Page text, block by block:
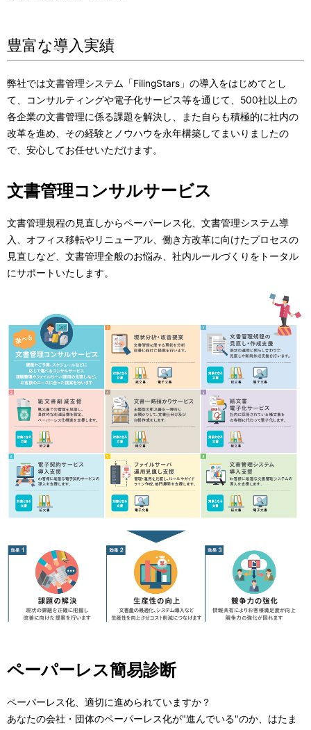
豊富な導入実績
弊社では文書管理システム「FilingStars」の導入をはじめてとし
て、コンサルティングや電子化サービス等を通じて、500社以上の
各企業の文書管理に係る課題を解決し、また自らも積極的に社内の
改革を進め、その経験とノウハウを永年構築してまいりましたの
で、安心してお任せいただけます。
文書管理コンサルサービス
文書管理規程の見直しからペーパーレス化、文書管理システム導
入、オフィス移転やリニューアル、働き方改革に向けたプロセスの
見直しなど、文書管理全般のお悩み、社内ルールづくりをトータル
にサポートいたします。
ペーパーレス簡易診断
ペーパーレス化、適切に進められていますか？
あなたの会社・団体のペーパーレス化が"進んでいる"のか、はたま